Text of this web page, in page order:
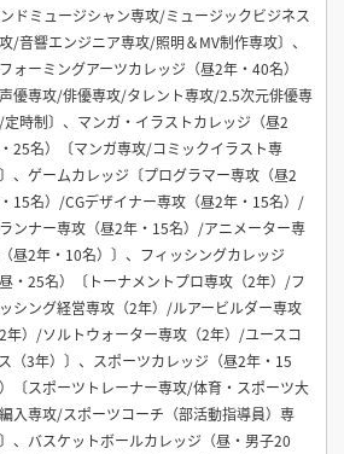
ドミュージシャン専攻/ミュージックビジネス
/音響エンジニア専攻/照明＆MV制作専攻〕、
ォーミングアーツカレッジ（昼2年・40名）
声優専攻/俳優専攻/タレント専攻/2.5次元俳優専
時制〕、マンガ・イラストカレッジ（昼2
25名）〔マンガ専攻/コミックイラスト専
、ゲームカレッジ〔プログラマー専攻（昼2
15名）/CGデザイナー専攻（昼2年・15名）/
ンナー専攻（昼2年・15名）/アニメーター専
昼2年・10名）〕、フィッシングカレッジ
昼・25名）〔トーナメントプロ専攻（2年）/フ
シング経営専攻（2年）/ルアービルダー専攻
2年）/ソルトウォーター専攻（2年）/ユースコ
（3年）〕、スポーツカレッジ（昼2年・15
〔スポーツトレーナー専攻/体育・スポーツ大
入専攻/スポーツコーチ（部活動指導員）専
、バスケットボールカレッジ（昼・男子20